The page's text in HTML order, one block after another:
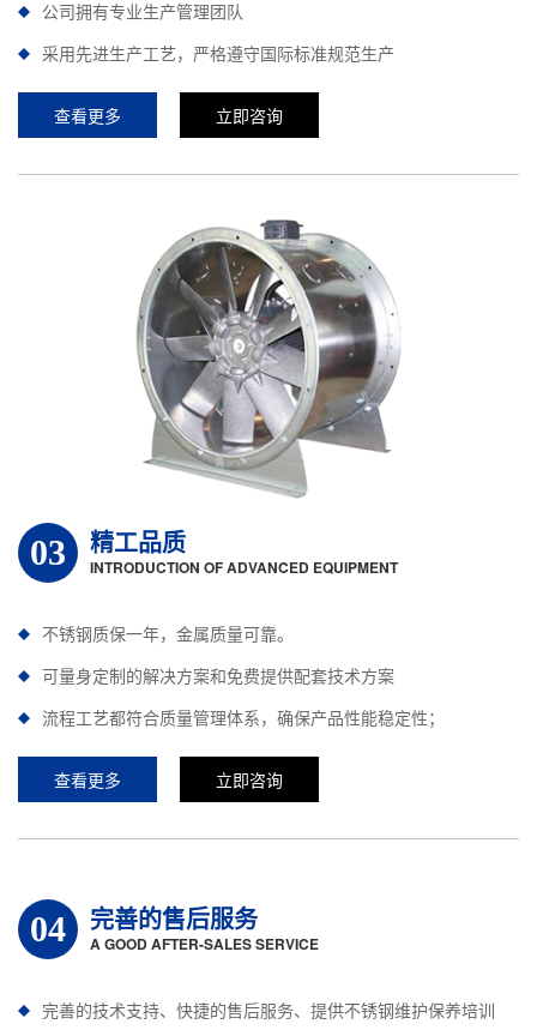
公司拥有专业生产管理团队
采用先进生产工艺，严格遵守国际标准规范生产
查看更多 立即咨询
03 精工品质
INTRODUCTION OF ADVANCED EQUIPMENT
不锈钢质保一年，金属质量可靠。
可量身定制的解决方案和免费提供配套技术方案
流程工艺都符合质量管理体系，确保产品性能稳定性；
查看更多 立即咨询
04 完善的售后服务
A GOOD AFTER-SALES SERVICE
完善的技术支持、快捷的售后服务、提供不锈钢维护保养培训